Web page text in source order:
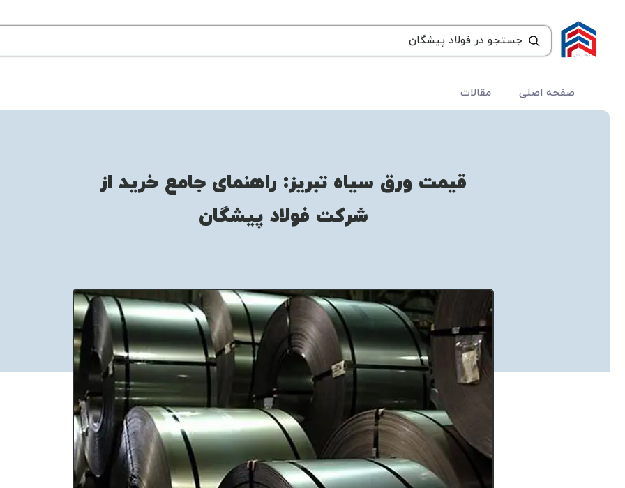
صفحه اصلی مقالات
قیمت ورق سیاه تبریز: راهنمای جامع خرید از
شرکت فولاد پیشگان